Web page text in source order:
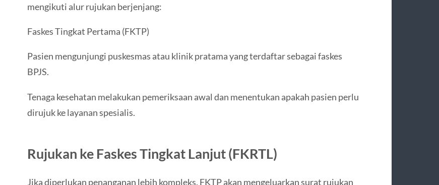
mengikuti alur rujukan berjenjang:
Faskes Tingkat Pertama (FKTP)
Pasien mengunjungi puskesmas atau klinik pratama yang terdaftar sebagai faskes
BPJS.
Tenaga kesehatan melakukan pemeriksaan awal dan menentukan apakah pasien perlu
dirujuk ke layanan spesialis.
Rujukan ke Faskes Tingkat Lanjut (FKRTL)
Jika diperlukan penanganan lebih kompleks, FKTP akan mengeluarkan surat rujukan